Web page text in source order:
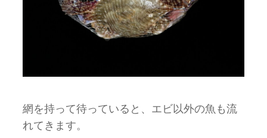
網を持って待っていると、エビ以外の魚も流
れてきます。